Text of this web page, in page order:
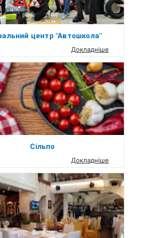
центр "Автошкола"
Докладніше
Сільпо
Докладніше